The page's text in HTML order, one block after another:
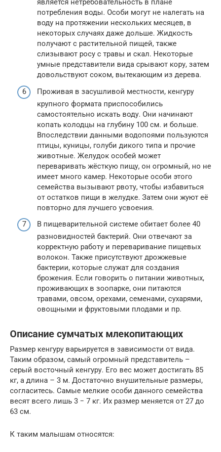
является нетребовательность в плане
потребления воды. Особи могут не налегать на
воду на протяжении нескольких месяцев, в
некоторых случаях даже дольше. Жидкость
получают с растительной пищей, также
слизывают росу с травы и скал. Некоторые
умные представители вида срывают кору, затем
довольствуют соком, вытекающим из дерева.
Проживая в засушливой местности, кенгуру
крупного формата приспособились
самостоятельно искать воду. Они начинают
копать колодцы на глубину 100 см. и больше.
Впоследствии данными водопоями пользуются
птицы, куницы, голуби дикого типа и прочие
животные. Желудок особей может
переваривать жёсткую пищу, он огромный, но не
имеет много камер. Некоторые особи этого
семейства вызывают рвоту, чтобы избавиться
от остатков пищи в желудке. Затем они жуют её
повторно для лучшего усвоения.
В пищеварительной системе обитает более 40
разновидностей бактерий. Они отвечают за
корректную работу и переваривание пищевых
волокон. Также присутствуют дрожжевые
бактерии, которые служат для создания
брожения. Если говорить о питании животных,
проживающих в зоопарке, они питаются
травами, овсом, орехами, семенами, сухарями,
овощными и фруктовыми плодами и пр.
Описание сумчатых млекопитающих
Размер кенгуру варьируется в зависимости от вида.
Таким образом, самый огромный представитель –
серый восточный кенгуру. Его вес может достигать 85
кг, а длина – 3 м. Достаточно внушительные размеры,
согласитесь. Самые мелкие особи данного семейства
весят всего лишь 3 − 7 кг. Их размер меняется от 27 до
63 см.
К таким малышам относятся: